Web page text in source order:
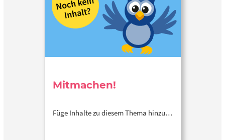
Mitmachen!
Füge Inhalte zu diesem Thema hinzu…